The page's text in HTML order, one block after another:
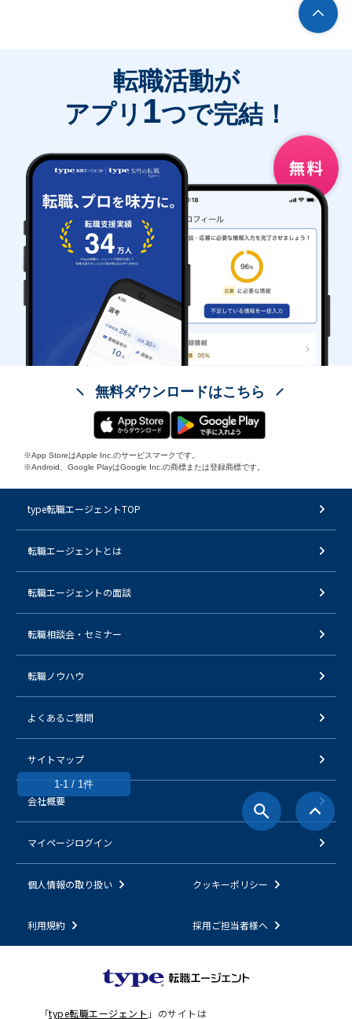
1-1 / 1件
転職活動が
アプリ 1つで完結！
無料ダウンロードはこちら
※App StoreはApple Inc.のサービスマークです。
※Android、Google PlayはGoogle Inc.の商標または登録商標です。
type転職エージェントTOP
転職エージェントとは
転職エージェントの面談
転職相談会・セミナー
転職ノウハウ
よくあるご質問
サイトマップ
会社概要
マイページログイン
個人情報の取り扱い クッキーポリシー
利用規約 採用ご担当者様へ
「type転職エージェント 」のサイトは